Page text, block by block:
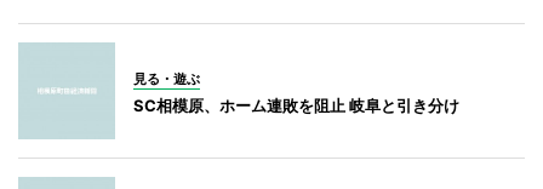
見る・遊ぶ
SC相模原、ホーム連敗を阻止 岐阜と引き分け